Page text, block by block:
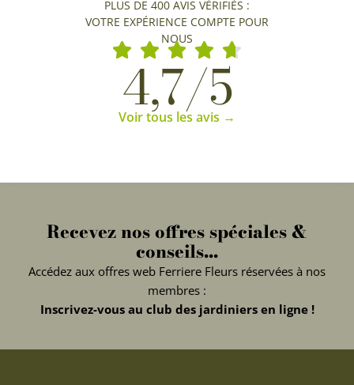
PLUS DE 400 AVIS VÉRIFIÉS :
VOTRE EXPÉRIENCE COMPTE POUR
NOUS
4,7/5
Voir tous les avis →
Recevez nos offres spéciales &
conseils...
Accédez aux offres web Ferriere Fleurs réservées à nos
membres :
Inscrivez-vous au club des jardiniers en ligne !